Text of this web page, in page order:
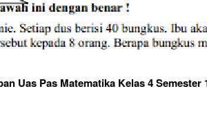
Uas Pas Matematika Kelas 4 Semester